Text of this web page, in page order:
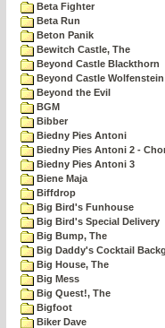
Beta Fighter
Beta Run
Beton Panik
Bewitch Castle, The
Beyond Castle Blackthorn
Beyond Castle Wolfenstein
Beyond the Evil
BGM
Bibber
Biedny Pies Antoni
Biedny Pies Antoni 2 -
Biedny Pies Antoni 3
Biene Maja
Biffdrop
Big Bird's Funhouse
Big Bird's Special Delivery
Big Bump, The
Big Daddy's Cocktail
Big House, The
Big Mess
Big Quest!, The
Bigfoot
Biker Dave